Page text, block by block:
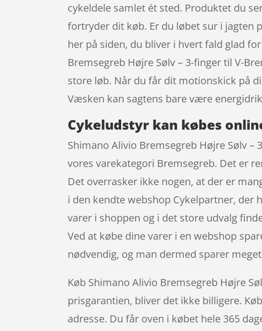
cykeldele samlet ét sted. Produktet du
fortryder dit køb. Er du løbet sur i jagten
her på siden, du bliver i hvert fald glad
Bremsegreb Højre Sølv – 3-finger til V-
store løb. Når du får dit motionskick på
Væsken kan sagtens bare være
Cykeludstyr kan købes
Shimano Alivio Bremsegreb Højre Sølv
vores varekategori Bremsegreb. Det er
Det overrasker ikke nogen, at der er
i den kendte webshop Cykelpartner, der
varer i shoppen og i det store udvalg
Ved at købe dine varer i en webshop
nødvendig, og man dermed sparer
Køb Shimano Alivio Bremsegreb Højre
prisgarantien, bliver det ikke billigere.
adresse. Du får oven i købet hele 365